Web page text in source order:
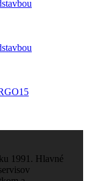
1991. Hlavné